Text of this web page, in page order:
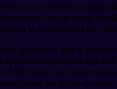
Este tipo de presencia digital
interactuar con las obras
tengan la oportunidad de
Para garantizar que el
experiencia educativa que
el Met trabajó en
seleccionar las obras